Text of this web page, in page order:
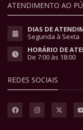
ATENDIMENTO AO
DIAS DE
Segunda à Sexta
HORÁRIO DE
De 7:00 às 18:00
REDES SOCIAIS